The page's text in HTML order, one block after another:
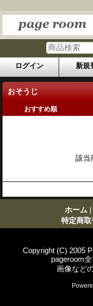
ログイン 新規
おそうじ
おすすめ順
該当
ホーム |
特定商
Copyright (C) 2005
pageroom
画像など